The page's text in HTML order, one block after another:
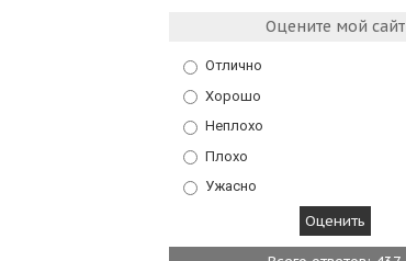
Оцените мой сайт
Отлично
Хорошо
Неплохо
Плохо
Ужасно